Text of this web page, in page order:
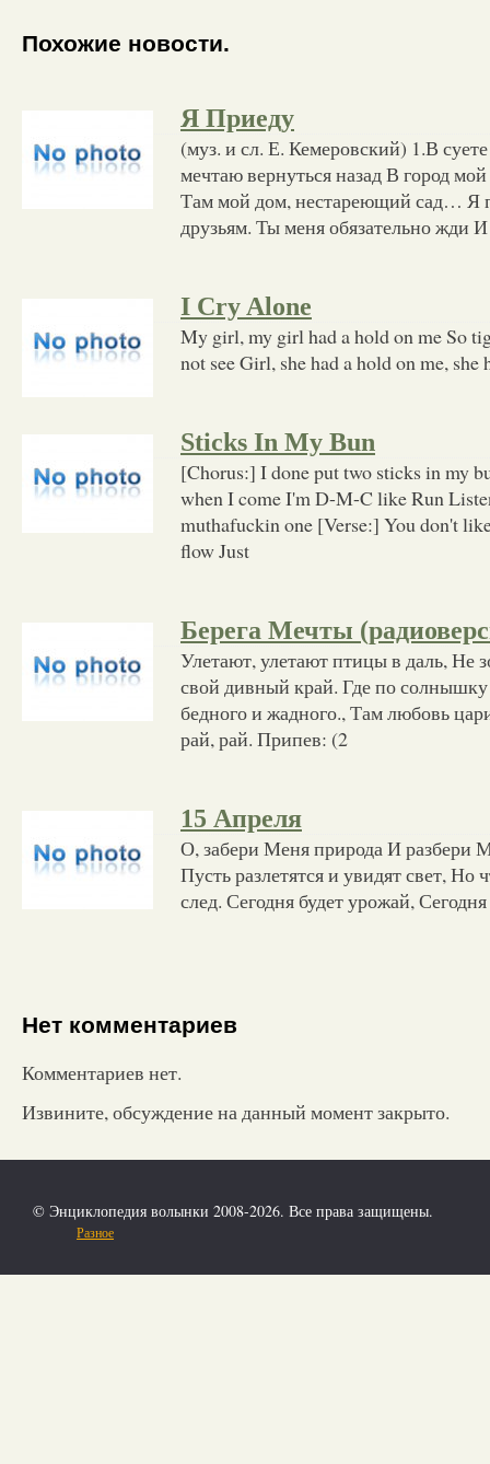
Похожие новости.
Я Приеду
(муз. и сл. Е. Кемеровский) 1.В
мечтаю вернуться назад В город
Там мой дом, нестареющий сад… Я
друзьям. Ты меня обязательно жди
I Cry Alone
My girl, my girl had a hold on me So
not see Girl, she had a hold on me,
Sticks In My Bun
[Chorus:] I done put two sticks in my
when I come I'm D-M-C like Run
muthafuckin one [Verse:] You don't
flow Just
Берега Мечты
Улетают, улетают птицы в даль, Не
свой дивный край. Где по солнышку
бедного и жадного., Там любовь
рай, рай. Припев: (2
15 Апреля
О, забери Меня природа И разбери
Пусть разлетятся и увидят свет, Но
след. Сегодня будет урожай,
Нет комментариев
Комментариев нет.
Извините, обсуждение на данный момент закрыто.
© Энциклопедия волынки 2008-2026. Все права защищены.
Разное